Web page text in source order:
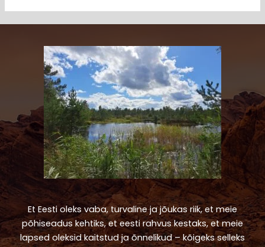
Et Eesti oleks vaba, turvaline ja jõukas riik, et meie
põhiseadus kehtiks, et eesti rahvus kestaks, et meie
lapsed oleksid kaitstud ja õnnelikud – kõigeks selleks